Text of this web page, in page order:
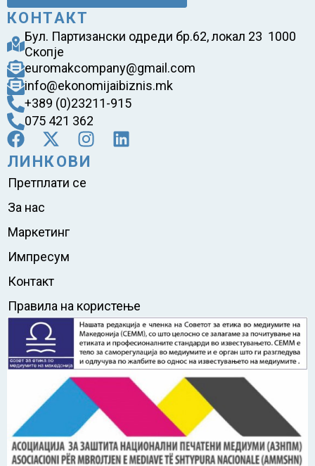
КОНТАКТ
Бул. Партизански одреди бр.62, локал 23 1000
Скопје
euromakcompany@gmail.com
info@ekonomijaibiznis.mk
+389 (0)23211-915
075 421 362
ЛИНКОВИ
Претплати се
За нас
Маркетинг
Импресум
Контакт
Правила на користење